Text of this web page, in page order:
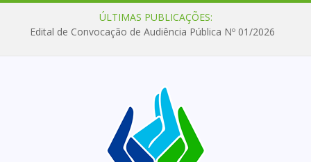
ÚLTIMAS PUBLICAÇÕES:
Edital de Convocação de Audiência Pública Nº 01/2026